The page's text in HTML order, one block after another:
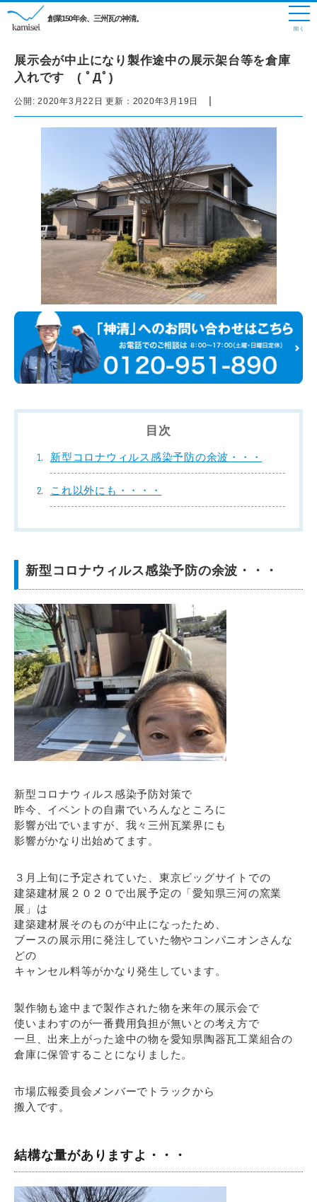
創業150年余、三州瓦の神清。
展示会が中止になり製作途中の展示架台等を倉庫
入れです ( ﾟДﾟ)
公開: 2020年3月22日 更新： 2020年3月19日 |
目次
新型コロナウィルス感染予防の余波・・・
これ以外にも・・・・
新型コロナウィルス感染予防の余波・・・
新型コロナウィルス感染予防対策で
昨今、イベントの自粛でいろんなところに
影響が出でいますが、我々三州瓦業界にも
影響がかなり出始めてます。
３月上旬に予定されていた、東京ビッグサイトでの
建築建材展２０２０で出展予定の「愛知県三河の窯業
展」は
建築建材展そのものが中止になったため、
ブースの展示用に発注していた物やコンパニオンさんな
どの
キャンセル料等がかなり発生しています。
製作物も途中まで製作された物を来年の展示会で
使いまわすのが一番費用負担が無いとの考え方で
一旦、出来上がった途中の物を愛知県陶器瓦工業組合の
倉庫に保管することになりました。
市場広報委員会メンバーでトラックから
搬入です。
結構な量がありますよ・・・